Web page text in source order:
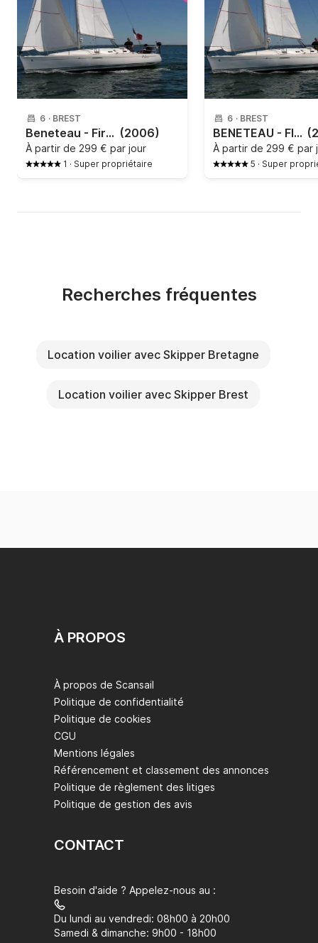
6 · BREST
Beneteau - First 31.7 (2006)
À partir de 299 € par jour
1 · Super propriétaire
6 · BREST
BENETEAU - FIRST 31.7
À partir de 299 € par
5 · Super
Recherches fréquentes
Location voilier avec Skipper Bretagne
Location voilier avec Skipper Brest
À PROPOS
À propos de Scansail
Politique de confidentialité
Politique de cookies
CGU
Mentions légales
Référencement et classement des annonces
Politique de règlement des litiges
Politique de gestion des avis
CONTACT
Besoin d'aide ? Appelez-nous au :
Du lundi au vendredi: 08h00 à 20h00
Samedi & dimanche: 9h00 - 18h00